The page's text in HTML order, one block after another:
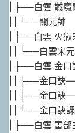
| ├──白雲 馘
| | └──關元帥
| ├──白雲 火
| | └──白雲宋
| ├──白雲 金
| | ├──金口訣
| | ├──金口訣
| | └──金口訣
| ├──白雲 雷